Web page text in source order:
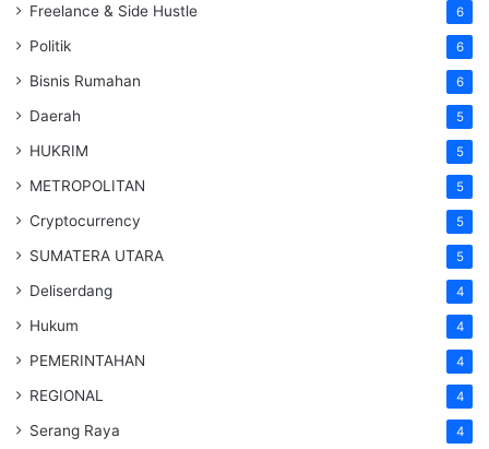
Freelance & Side Hustle 6
Politik 6
Bisnis Rumahan 6
Daerah 5
HUKRIM 5
METROPOLITAN 5
Cryptocurrency 5
SUMATERA UTARA 5
Deliserdang 4
Hukum 4
PEMERINTAHAN 4
REGIONAL 4
Serang Raya 4